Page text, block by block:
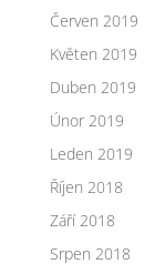
Červen 2019
Květen 2019
Duben 2019
Únor 2019
Leden 2019
Říjen 2018
Září 2018
Srpen 2018